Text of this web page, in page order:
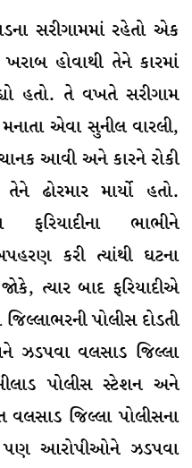
સરીગામમાં રહેતો એક
હોવાથી તેને કારમાં
હતો. તે વખતે સરીગામ
એવા સુનીલ વારલી,
આવી અને કારને રોકી
ઢોરમાર માર્યો હતો.
ફરિયાદીના ભાભીને
કરી ત્યાંથી ઘટના
ત્યાર બાદ ફરિયાદીએ
પોલીસ દોડતી
વલસાડ જિલ્લા
પોલીસ સ્ટેશન અને
જિલ્લા પોલીસના
પણ આરોપીઓને ઝડપવા